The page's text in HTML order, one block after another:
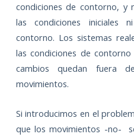
condiciones de contorno, y
las condiciones iniciales
contorno. Los sistemas
las condiciones de
cambios quedan fuera
movimientos.
Si introducimos en el
que los movimientos -no-